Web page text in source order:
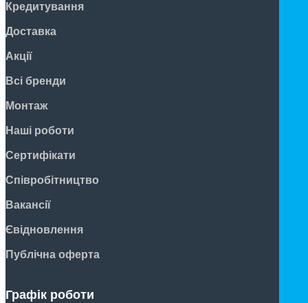
Кредитування
Доставка
Акції
Всі бренди
Монтаж
Наші роботи
Сертифікати
Співробітництво
Вакансії
Євідновлення
Публічна оферта
Графік роботи